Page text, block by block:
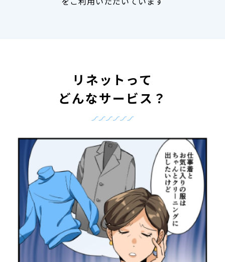
リネットって
どんなサービス？